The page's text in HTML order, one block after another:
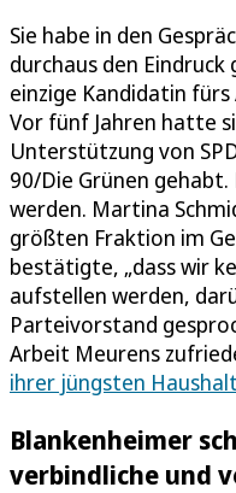
Sie habe in den
durchaus den
einzige Kandidatin
Vor fünf Jahren hatte
Unterstützung von
90/Die Grünen
werden. Martina
größten Fraktion im
bestätigte, „dass wir
aufstellen werden,
Parteivorstand
Arbeit Meurens
ihrer jüngsten
Blankenheimer
verbindliche und